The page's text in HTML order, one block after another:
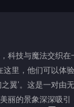
科技与魔法交织
这里，他们可以
翼’。这是一对由
丽的景象深深吸引